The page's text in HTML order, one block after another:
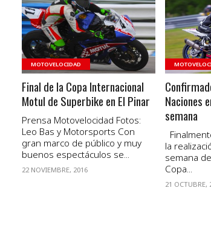
VER NOTA
MOTOVELOCIDAD
Final de la Copa Internacional
Motul de Superbike en El Pinar
Prensa Motovelocidad Fotos:
Leo Bas y Motorsports Con
gran marco de público y muy
buenos espectáculos se...
22 NOVIEMBRE, 2016
Naciones
semana
la
semana
Copa...
21 OCTUBRE,